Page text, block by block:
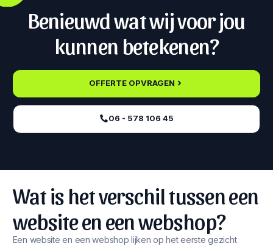
Benieuwd wat wij voor jou
kunnen betekenen?
OFFERTE OPVRAGEN
06 - 578 106 45‬
Wat is het verschil tussen een
website en een webshop?
Een website en een webshop lijken op het eerste gezicht